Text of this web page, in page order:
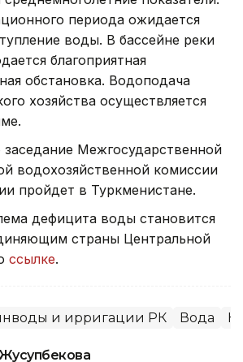
периода ожидается
воды. В бассейне реки
благоприятная
обстановка. Водоподача
хозяйства осуществляется
Межгосударственной
водохозяйственной комиссии
пройдет в Туркменистане.
дефицита воды становится
страны Центральной
ссылке.
и ирригации РК Вода